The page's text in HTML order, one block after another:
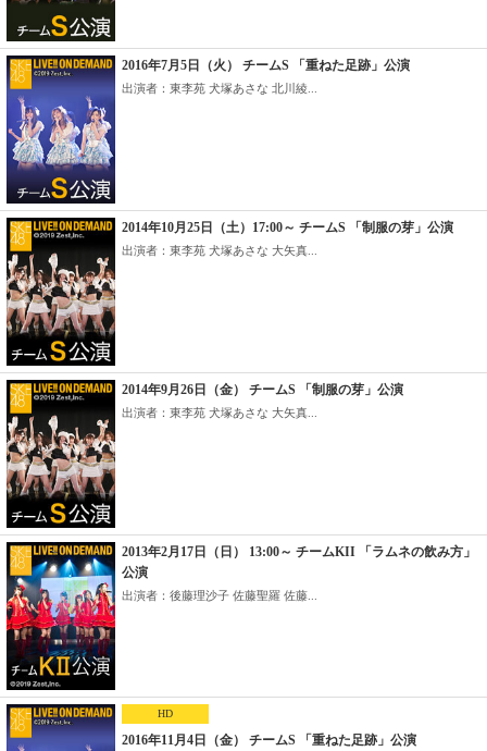
2016年7月5日（火） チームS 「重ねた足跡」公演
出演者：東李苑 犬塚あさな 北川綾...
2014年10月25日（土）17:00～ チームS 「制服の芽」公演
出演者：東李苑 犬塚あさな 大矢真...
2014年9月26日（金） チームS 「制服の芽」公演
出演者：東李苑 犬塚あさな 大矢真...
2013年2月17日（日） 13:00～ チームKII 「ラムネの飲み方」
公演
出演者：後藤理沙子 佐藤聖羅 佐藤...
HD
2016年11月4日（金） チームS 「重ねた足跡」公演